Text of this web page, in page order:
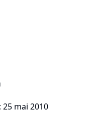
mai 2010